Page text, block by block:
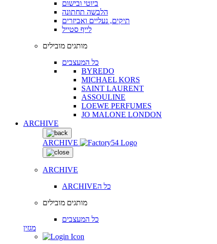
ביוטי ובישום
הלבשה תחתונה
תיקים, נעליים ואביזרים
לייף סטייל
מותגים מובילים
כל המעצבים
BYREDO
MICHAEL KORS
SAINT LAURENT
ASSOULINE
LOEWE PERFUMES
JO MALONE LONDON
ARCHIVE
ARCHIVE
ARCHIVE
ARCHIVEכל ה
מותגים מובילים
כל המעצבים
מגזין